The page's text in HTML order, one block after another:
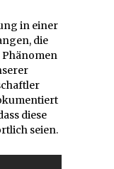
in einer
die
Phänomen
diese
seien.